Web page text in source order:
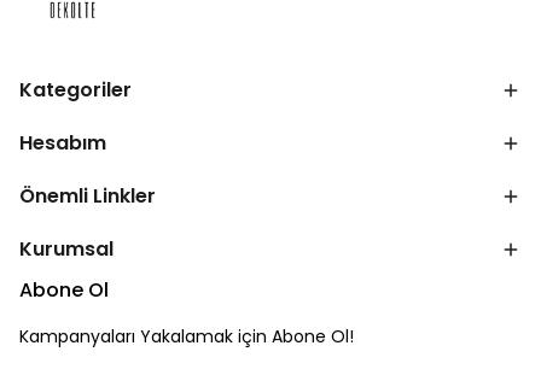
Kategoriler
Hesabım
Önemli Linkler
Kurumsal
Abone Ol
Kampanyaları Yakalamak için Abone Ol!